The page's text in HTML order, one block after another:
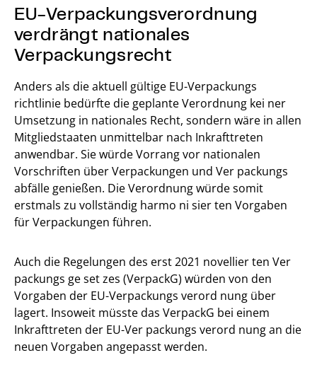
EU-Verpackungsverordnung
verdrängt nationales
Verpackungsrecht
Anders als die aktuell gültige EU-Verpackungs
richtlinie bedürfte die geplante Verordnung kei ner
Umsetzung in nationales Recht, sondern wäre in allen
Mitgliedstaaten unmittelbar nach Inkrafttreten
anwendbar. Sie würde Vorrang vor nationalen
Vorschriften über Verpackungen und Ver packungs
abfälle genießen. Die Verordnung würde somit
erstmals zu vollständig harmo ni sier ten Vorgaben
für Verpackungen führen.
Auch die Regelungen des erst 2021 novellier ten Ver
packungs ge set zes (VerpackG) würden von den
Vorgaben der EU-Verpackungs verord nung über
lagert. Insoweit müsste das VerpackG bei einem
Inkrafttreten der EU-Ver packungs verord nung an die
neuen Vorgaben angepasst werden.